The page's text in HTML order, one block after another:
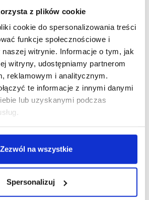
z plików cookie
cookie do spersonalizowania treści
funkcje społecznościowe i
witrynie. Informacje o tym, jak
witryny, udostępniamy partnerom
reklamowym i analitycznym.
te informacje z innymi danymi
lub uzyskanymi podczas
Zezwól na wszystkie
Spersonalizuj